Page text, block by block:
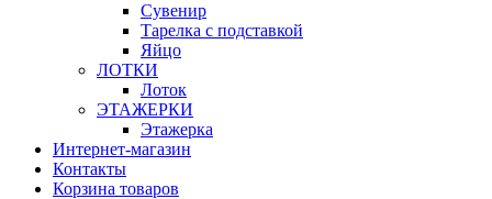
Сувенир
Тарелка с подставкой
Яйцо
ЛОТКИ
Лоток
ЭТАЖЕРКИ
Этажерка
Интернет-магазин
Контакты
Корзина товаров